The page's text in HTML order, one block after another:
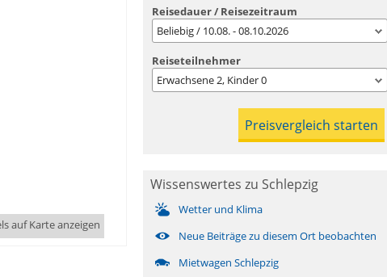
auf Karte anzeigen
Reisedauer / Reisezeitraum
Beliebig / 10.08. - 08.10.2026
Reiseteilnehmer
Erwachsene2, Kinder0
Wissenswertes zu Schlepzig
Wetter und Klima
Neue Beiträge zu diesem Ort beobachten
Mietwagen Schlepzig